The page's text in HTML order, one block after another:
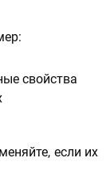
если их